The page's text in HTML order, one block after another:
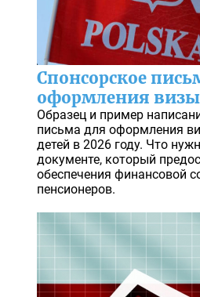
Спонсорское
оформления
Образец и пример
письма для оформления
детей в 2026 году. Что
документе, который
обеспечения финансовой
пенсионеров.